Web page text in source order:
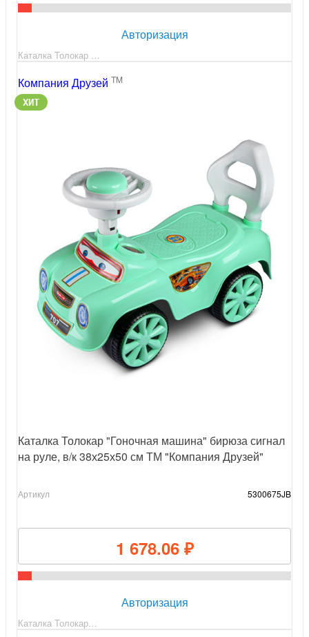
Авторизация
Каталка Толокар …
Компания Друзей TM
ХИТ
Каталка Толокар "Гоночная машина" бирюза сигнал
на руле, в/к 38х25х50 см ТМ "Компания Друзей"
Артикул 5300675JB
1 678.06 ₽
Авторизация
Каталка Толокар…